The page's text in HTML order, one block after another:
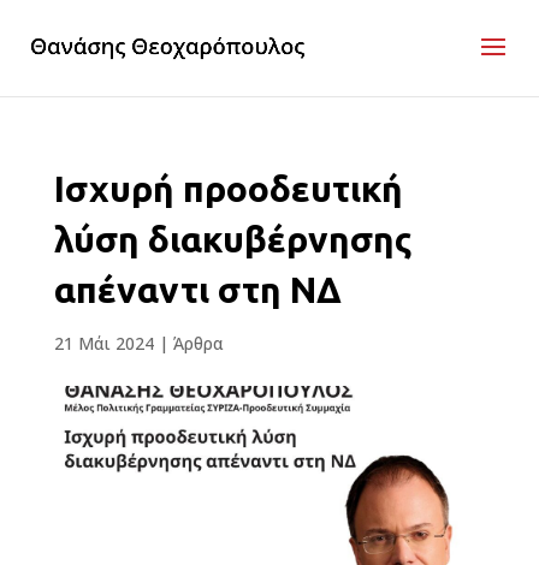
Ισχυρή προοδευτική
λύση διακυβέρνησης
απέναντι στη ΝΔ
21 Μάι 2024| Άρθρα